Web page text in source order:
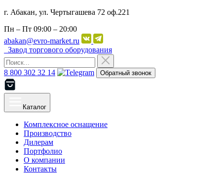
г. Абакан, ул. Чертыгашева 72 оф.221
Пн – Пт 09:00 – 20:00
abakan@evro-market.ru
Завод торгового оборудования
8 800 302 32 14 Обратный звонок
Каталог
Комплексное оснащение
Производство
Дилерам
Портфолио
О компании
Контакты